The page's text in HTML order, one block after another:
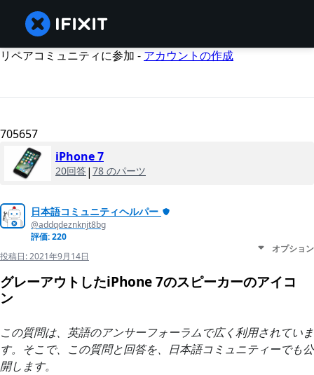
リペアコミュニティに参加 - アカウントの作成
705657
iPhone 7
20回答| 78 のパーツ
日本語コミュニティヘルパー
@addqdeznknjt8bg
評価: 220
投稿日:2021年9月14日
オプション
グレーアウトしたiPhone 7のスピーカーのアイコ
ン
この質問は、英語のアンサーフォーラムで広く利用されていま
す。そこで、この質問と回答を、日本語コミュニティーでも公
開します。